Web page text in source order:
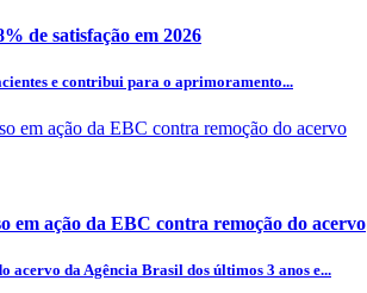
de satisfação em 2026
e contribui para o aprimoramento...
em ação da EBC contra remoção do acervo
acervo da Agência Brasil dos últimos 3 anos e...